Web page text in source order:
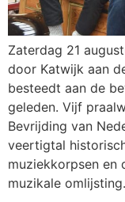
Zaterdag 21
door Katwijk aan
besteedt aan de
geleden. Vijf
Bevrijding van
veertigtal
muziekkorpsen en
muzikale